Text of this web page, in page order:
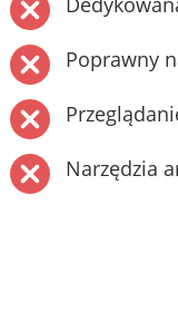
Poprawny
Narzędzia